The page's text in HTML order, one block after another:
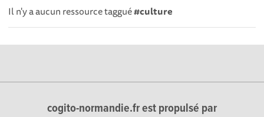
Il n'y a aucun ressource taggué#culture
cogito-normandie.fr est propulsé par